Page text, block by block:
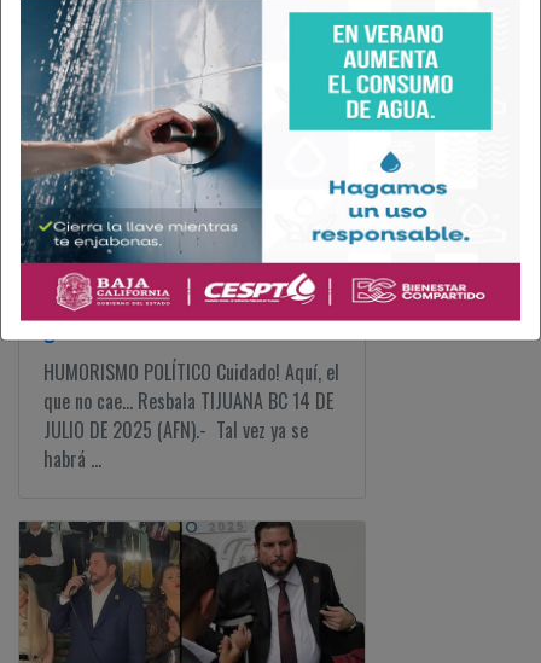
Adán como "niño castigado" en
la asamblea de Morena
HUMORISMO POLÍTICO ¡Cuidado! Aquí,
el que no cae... Resbala TIJUANA BC 20
DE JULIO DE 2025 (AFN).- Aunque en la
asamblea ...
Los cambios de Marina, la
gobernadora
HUMORISMO POLÍTICO Cuidado! Aquí, el
que no cae... Resbala TIJUANA BC 14 DE
JULIO DE 2025 (AFN).- Tal vez ya se
habrá ...